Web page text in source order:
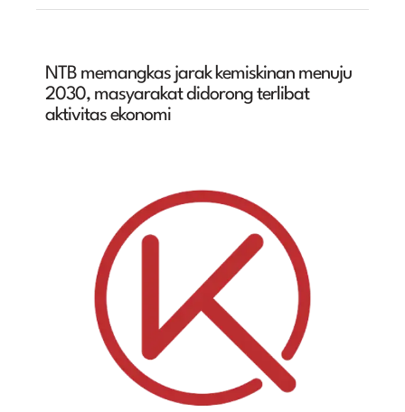
NTB memangkas jarak kemiskinan menuju
2030, masyarakat didorong terlibat
aktivitas ekonomi